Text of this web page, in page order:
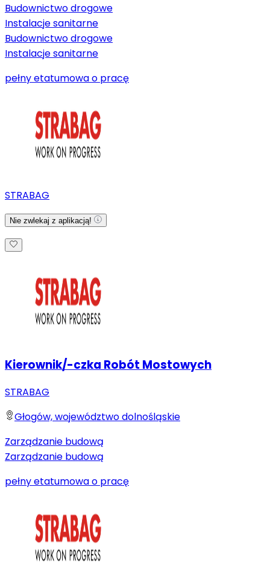
Budownictwo drogowe
Instalacje sanitarne
Budownictwo drogowe
Instalacje sanitarne
pełny etatumowa o pracę
STRABAG
Nie zwlekaj z aplikacją!
Kierownik/-czka Robót Mostowych
STRABAG
Głogów, województwo dolnośląskie
Zarządzanie budową
Zarządzanie budową
pełny etatumowa o pracę